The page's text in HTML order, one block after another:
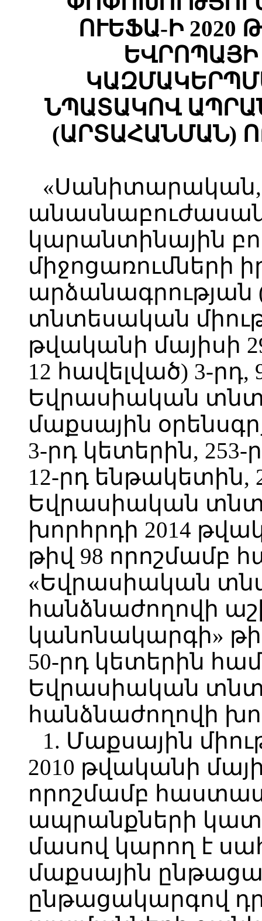
ՈՒԵՖԱ-Ի 2020
ՆՊԱՏԱԿՈՎ
(ԱՐՏԱՀԱՆՄԱՆ)
«Սանիտարական,
կարանտինային
միջոցառումների
տնտեսական
թվականի մայիսի
12 հավելված) 3-
Եվրասիական
մաքսային
3-րդ կետերին,
12-րդ ենթակետին,
Եվրասիական
խորհրդի 2014
թիվ 98 որոշմամբ
«Եվրասիական
հանձնաժողովի
կանոնակարգի»
50-րդ կետերին
Եվրասիական
հանձնաժողովի
1. Մաքսային
2010 թվականի
որոշմամբ
ապրանքների
մասով կարող է
մաքսային
ընթացակարգով